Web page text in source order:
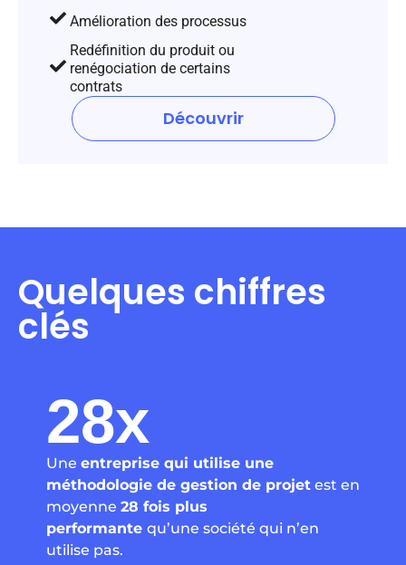
Amélioration des processus
Redéfinition du produit ou
renégociation de certains
contrats
Découvrir
Quelques chiffres
clés
28x
Une entreprise qui utilise une
méthodologie de gestion de projet est en
moyenne 28 fois plus
performante qu’une société qui n’en
utilise pas.